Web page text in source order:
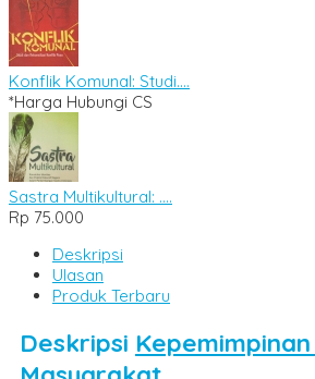
Konflik Komunal: Studi....
*Harga Hubungi CS
Sastra Multikultural: ....
Rp 75.000
Deskripsi
Ulasan
Produk Terbaru
Deskripsi